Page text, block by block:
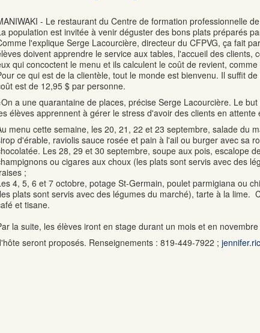
- Le restaurant du Centre de formation professionnelle
population est invitée à venir déguster des bons plats préparés
l'explique Serge Lacourcière, directeur du CFPVG, ça fait
doivent apprendre le service aux tables, l'accueil des clients,
qui concoctent le menu et ils calculent le coût de revient,
ce qui est de la clientèle, tout le monde est bienvenu. Il suffit
est de 12,95 $ par personne.
a une quarantaine de places, précise Serge Lacourcière. Le
élèves apprennent à gérer le stress d'avoir des clients en attente
menu cette semaine, les 20, 21, 22 et 23 septembre, salade du
d'érable, raviolis sauce rosée et pain à l'ail ou burger avec sa
Les 28, 29 et 30 septembre, soupe aux pois, escalope
ou cigares aux choux (les plats sont servis avec des
;
4, 5, 6 et 7 octobre, potage St-Germain, poulet parmigiana ou
plats sont servis avec des légumes du marché), tarte à la lime.
et tisane.
la suite, les élèves iront en stage durant un mois et en
seront proposés. Renseignements : 819-449-7922 ;